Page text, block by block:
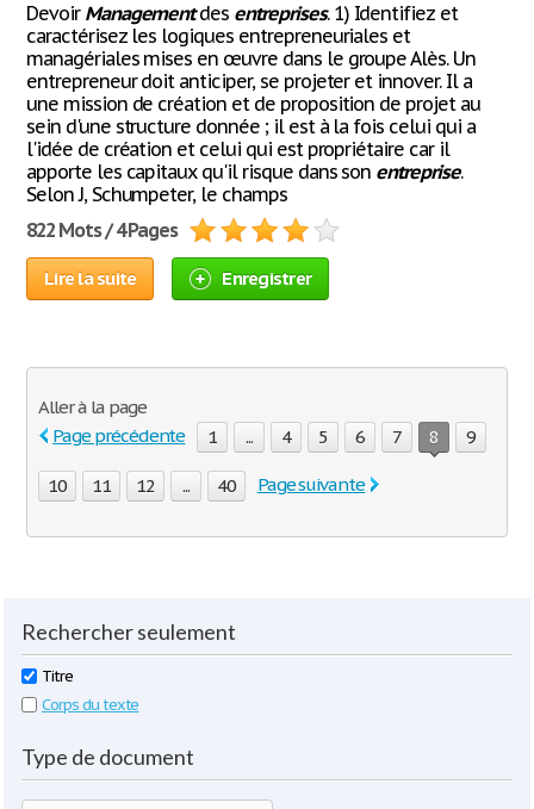
Devoir Managementdes entreprises. 1) Identifiez et
caractérisez les logiques entrepreneuriales et
managériales mises en œuvre dans le groupe Alès. Un
entrepreneur doit anticiper, se projeter et innover. Il a
une mission de création et de proposition de projet au
sein d'une structure donnée ; il est à la fois celui qui a
l'idée de création et celui qui est propriétaire car il
apporte les capitaux qu'il risque dans son entreprise.
Selon J, Schumpeter, le champs
822 Mots / 4 Pages
Lire la suite Enregistrer
Aller à la page
Page précédente
1 ... 4 5 6 7 8 9
10 11 12 ... 40 Page suivante
Rechercher seulement
Titre
Corps du texte
Type de document